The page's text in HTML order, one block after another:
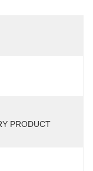
PRODUCT